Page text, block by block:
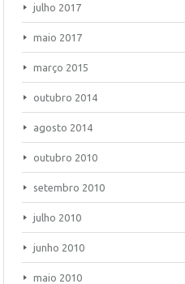
julho 2017
maio 2017
março 2015
outubro 2014
agosto 2014
outubro 2010
setembro 2010
julho 2010
junho 2010
maio 2010